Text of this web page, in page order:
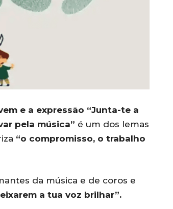
e a expressão “Junta-te a
pela música” é um dos lemas
“o compromisso, o trabalho
da música e de coros e
a tua voz brilhar”.